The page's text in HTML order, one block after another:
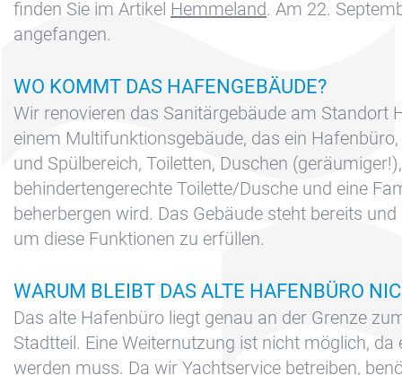
Disclaimer
Kontakt &
Anfahrt
Nachrichten
Reservieren
Sitemap
Slapen op de
Apartment
Kajuit
Apartment
finden Sie im Artikel Hemmeland. Am 22.
angefangen.
WO KOMMT DAS HAFENGEBÄUDE?
Wir renovieren das Sanitärgebäude am Standort
einem Multifunktionsgebäude, das ein
und Spülbereich, Toiletten, Duschen
behindertengerechte Toilette/Dusche und eine
beherbergen wird. Das Gebäude steht bereits
um diese Funktionen zu erfüllen.
WARUM BLEIBT DAS ALTE HAFENBÜRO
Das alte Hafenbüro liegt genau an der Grenze
Stadtteil. Eine Weiternutzung ist nicht möglich, da
werden muss. Da wir Yachtservice betreiben,